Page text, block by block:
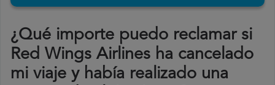
¿Qué importe puedo reclamar si
Red Wings Airlines ha cancelado
mi viaje y había realizado una